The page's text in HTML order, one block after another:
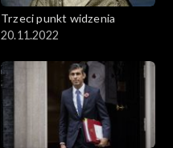
Trzeci punkt widzenia
20.11.2022